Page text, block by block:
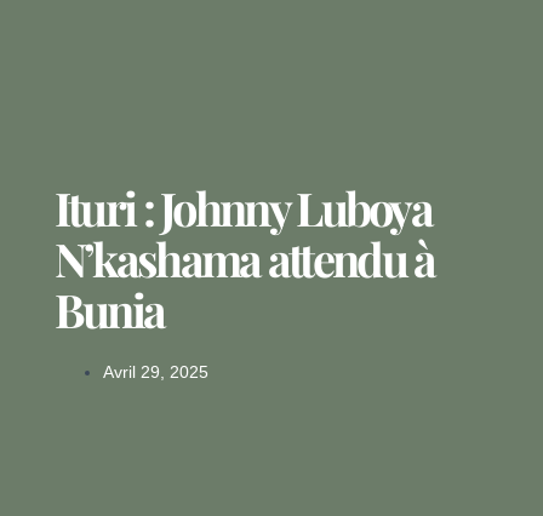
Ituri : Johnny Luboya
N’kashama attendu à
Bunia
Avril 29, 2025